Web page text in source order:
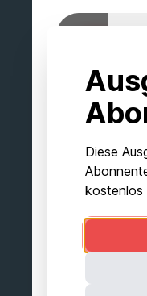
Diese
kostenlos